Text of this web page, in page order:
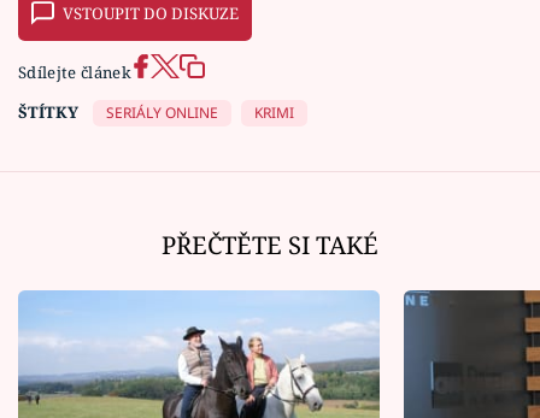
VSTOUPIT DO DISKUZE
Sdílejte článek
ŠTÍTKY
SERIÁLY ONLINE KRIMI
PŘEČTĚTE SI TAKÉ